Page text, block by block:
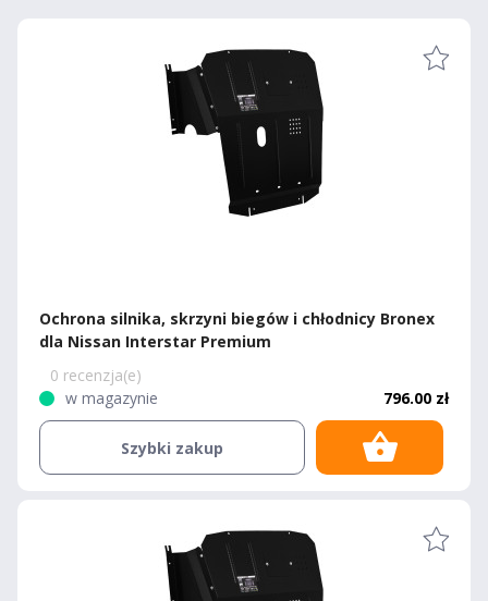
Ochrona silnika, skrzyni biegów i chłodnicy Bronex
dla Nissan Interstar Premium
0 recenzja(e)
w magazynie
796.00 zł
Szybki zakup